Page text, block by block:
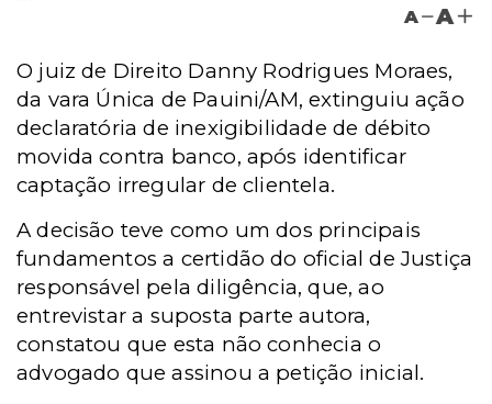
A A
O juiz de Direito Danny Rodrigues Moraes,
da vara Única de Pauini/AM, extinguiu ação
declaratória de inexigibilidade de débito
movida contra banco, após identificar
captação irregular de clientela.
A decisão teve como um dos principais
fundamentos a certidão do oficial de Justiça
responsável pela diligência, que, ao
entrevistar a suposta parte autora,
constatou que esta não conhecia o
advogado que assinou a petição inicial.